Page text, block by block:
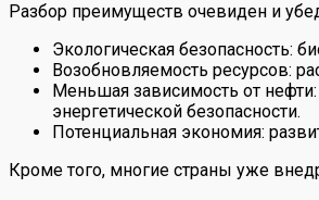
Разбор преимуществ очевиден и
Экологическая безопасность:
Возобновляемость ресурсов:
Меньшая зависимость от
энергетической безопасности.
Потенциальная экономия:
Кроме того, многие страны уже